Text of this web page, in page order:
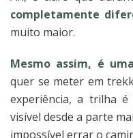
completamente
muito maior.
Mesmo assim, é
quer se meter em
experiência, a trilha é
visível desde a parte
impossível errar o